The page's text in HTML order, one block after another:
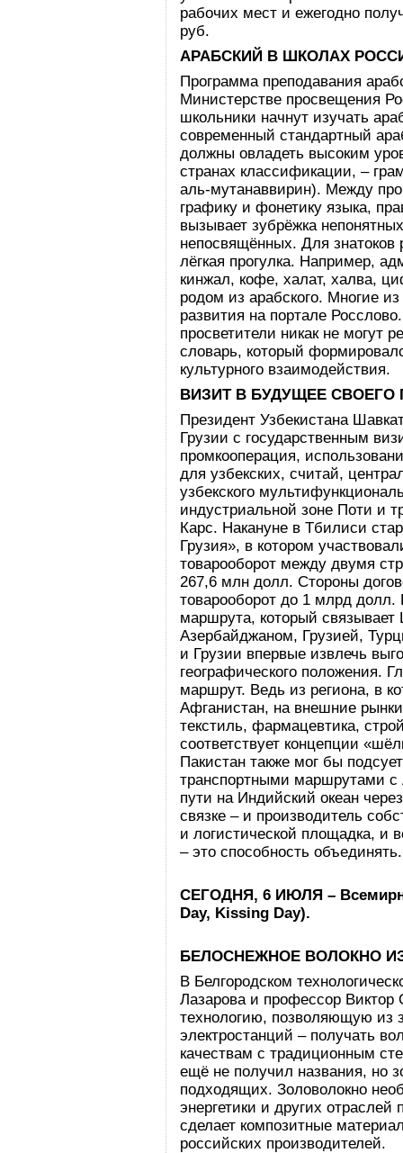
рабочих мест и ежегодно
руб.
АРАБСКИЙ В ШКОЛАХ
Программа преподавания
Министерстве просвещения
школьники начнут изучать
современный стандартный
должны овладеть высоким
странах классификации, –
аль-мутанаввирин). Между
графику и фонетику языка,
вызывает зубрёжка
непосвящённых. Для знатоков
лёгкая прогулка. Например,
кинжал, кофе, халат, халва,
родом из арабского. Многие
развития на портале
просветители никак не могут
словарь, который
культурного взаимодействия.
ВИЗИТ В БУДУЩЕЕ СВОЕГО
Президент Узбекистана
Грузии с государственным
промкооперация,
для узбекских, считай,
узбекского
индустриальной зоне Поти и
Карс. Накануне в Тбилиси
Грузия», в котором
товарооборот между двумя
267,6 млн долл. Стороны
товарооборот до 1 млрд
маршрута, который
Азербайджаном, Грузией,
и Грузии впервые извлечь
географического положения.
маршрут. Ведь из региона, в
Афганистан, на внешние
текстиль, фармацевтика,
соответствует концепции
Пакистан также мог бы
транспортными маршрутами
пути на Индийский океан
связке – и производитель
и логистической площадка, и
– это способность объединять.
СЕГОДНЯ, 6 ИЮЛЯ –
Day, Kissing Day).
БЕЛОСНЕЖНОЕ ВОЛОКНО
В Белгородском
Лазарова и профессор Виктор
технологию, позволяющую из
электростанций – получать
качествам с традиционным
ещё не получил названия, но
подходящих. Золоволокно
энергетики и других
сделает композитные
российских производителей.